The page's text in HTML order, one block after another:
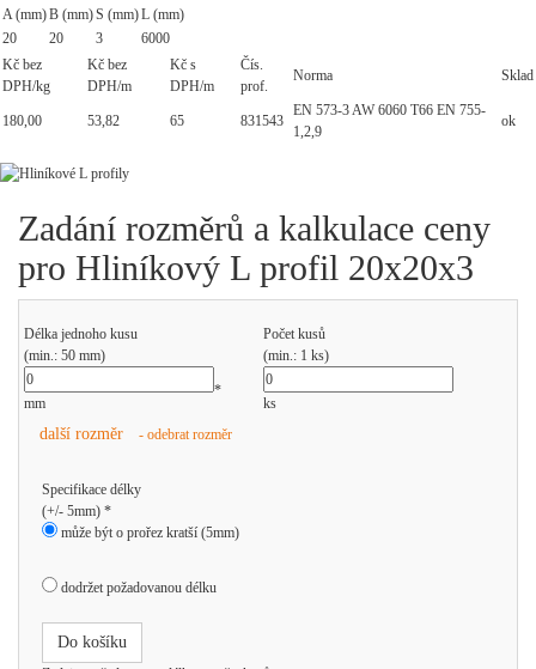
A (mm)B (mm)S (mm)L (mm)
20
20 3
6000
Kč bez
DPH/kg
Kč bez
DPH/m
Kč s
DPH/m
Čís.
prof.
Norma Sklad
180,00 53,82 65 831543
EN 573-3 AW 6060 T66 EN 755-
1,2,9
ok
Zadání rozměrů a kalkulace ceny
pro Hliníkový L profil 20x20x3
Délka jednoho kusu
(min.: 50 mm)
Počet kusů
(min.: 1 ks)
mm
*
ks
další rozměr - odebrat rozměr
Specifikace délky
(+/- 5mm) *
může být o prořez kratší (5mm)
dodržet požadovanou délku
Do košíku